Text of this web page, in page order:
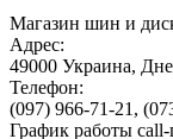
Магазин шин и
Адрес:
49000 Украина,
Телефон:
(097) 966-71-21 ,
График работы call-